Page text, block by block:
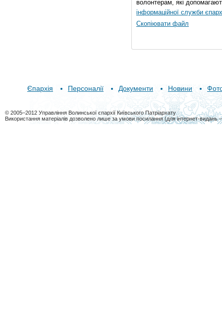
волонтерам, які
інформаційної служби
Скопіювати файл
Єпархія Персоналії Документи Новини
© 2005–2012 Управління Волинської єпархії Київського Патріархату
Використання матеріалів дозволено лише за умови посилання (для інтернет-видань